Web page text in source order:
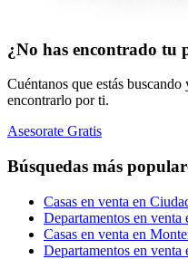
¿No has encontrado tu
Cuéntanos que estás
encontrarlo por ti.
Asesorate Gratis
Búsquedas más
Casas en venta en
Departamentos en
Casas en venta en
Departamentos en venta